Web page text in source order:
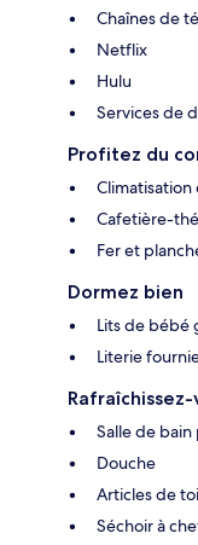
Chaînes de
Netflix
Hulu
Services de
Profitez du
Cafetière-
Fer et
Dormez bien
Lits de bébé
Literie
Salle de bain
Douche
Articles de
Séchoir à